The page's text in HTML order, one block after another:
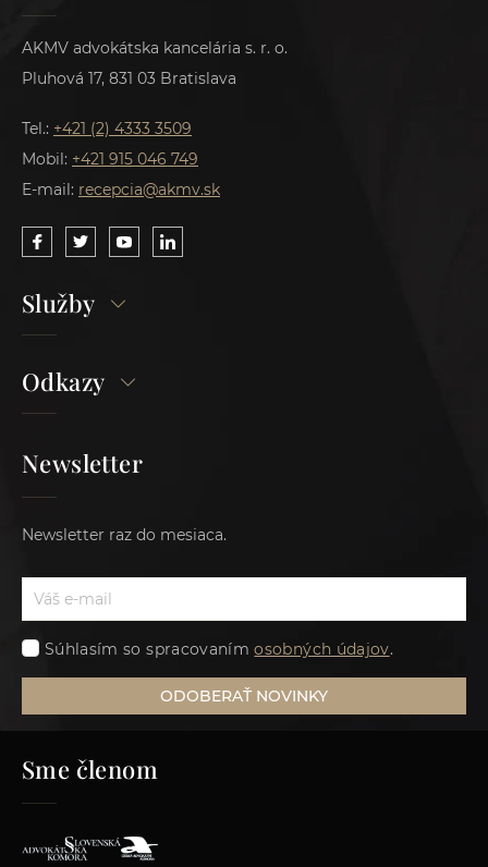
AKMV advokátska kancelária s. r. o.
Pluhová 17, 831 03 Bratislava
Tel.: +421 (2) 4333 3509
Mobil: +421 915 046 749
E-mail: recepcia@akmv.sk
Služby
Odkazy
Newsletter
Newsletter raz do mesiaca.
Súhlasím so spracovanímosobných údajov.
ODOBERAŤ NOVINKY
Sme členom